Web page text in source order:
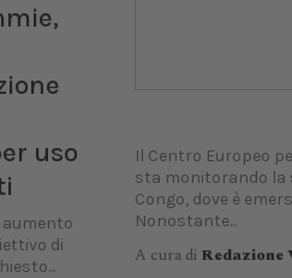
uso
aumento
di
Il Centro Europeo
sta monitorando la
Congo, dove è
Nonostante...
A cura di Redazione